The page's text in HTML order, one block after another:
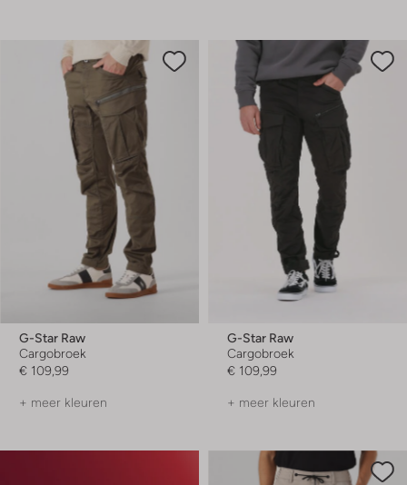
G-Star Raw
Cargobroek
€ 109,99
+ meer kleuren
G-Star Raw
Cargobroek
€ 109,99
+ meer kleuren